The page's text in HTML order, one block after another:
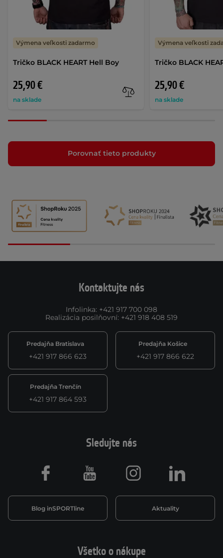
Tričko BLACK HEART Hell Boy
25,90 €
na sklade
Výmena veľkosti zadarmo
Tričko BLACK
25,90 €
na sklade
Výmena veľkosti
Porovnať tieto produkty
Kontaktujte nás
Infolinka: +421 917 700 098
Realizácia posilňovní: +421 918 408 519
Predajňa Bratislava
+421 917 866 623
Predajňa Košice
+421 917 866 622
Predajňa Trenčín
+421 917 864 593
Všetko o nákupe
Sledujte nás
Blog inSPORTline Aktuality
Facebook Youtube Instagram LinkedIn